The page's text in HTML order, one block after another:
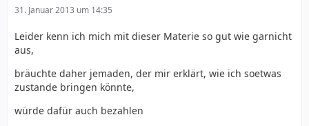
31. Januar 2013 um 14:35
Leider kenn ich mich mit dieser Materie so gut wie garnicht
aus,
bräuchte daher jemaden, der mir erklärt, wie ich soetwas
zustande bringen könnte,
würde dafür auch bezahlen